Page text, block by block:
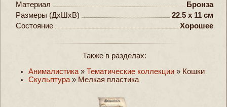
Материал
Бронза
Размеры (ДxШxВ)
22.5 x 11 см
Состояние
Хорошее
Также в разделах:
Анималистика » Тематические коллекции » Кошки
Скульптура » Мелкая пластика